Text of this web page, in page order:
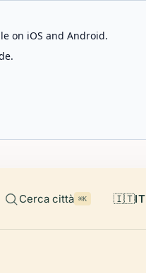
on iOS and Android.
Cerca città ⌘K 🇮🇹IT